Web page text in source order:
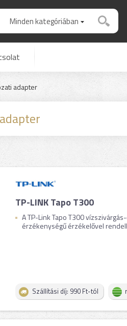
Minden kategóriában
adapter
TP-LINK Tapo T300
A TP-Link Tapo T300
érzékenységű érzékelővel
Szállítási díj: 990 Ft-tól